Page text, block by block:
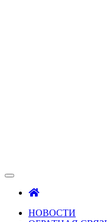
НОВОСТИ